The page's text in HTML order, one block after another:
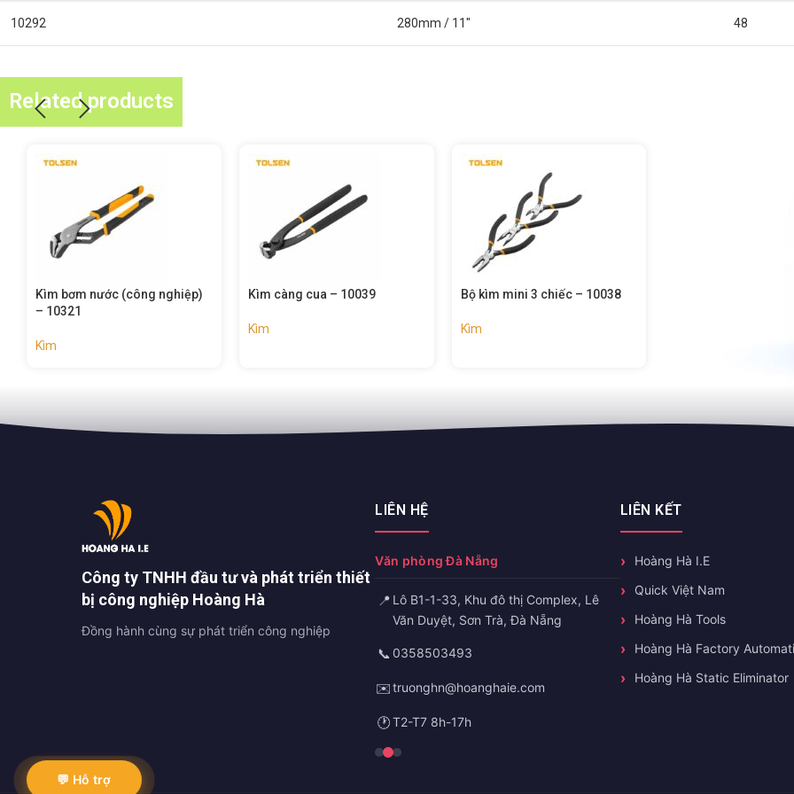
10292 280mm / 11″ 48
Related products
nghiệp) Kìm càng cua – 10039 Bộ kìm mini 3 chiếc – 10038 Kìm răng đa năng – 10304
💬 Hỗ trợ
Công ty TNHH đầu tư và phát triển thiết
bị công nghiệp Hoàng Hà
Đồng hành cùng sự phát triển công nghiệp
LIÊN HỆ
Văn phòng Đà Nẵng
📍 Lô B1-1-33, Khu đô thị Complex, Lê
Văn Duyệt, Sơn Trà, Đà Nẵng
📞 0358503493
✉️ truonghn@hoanghaie.com
🕐 T2-T7 8h-17h
LIÊN KẾT
Hoàng Hà I.E
Quick Việt Nam
Hoàng Hà Tools
Hoàng Hà Factory
Hoàng Hà Static Eliminator